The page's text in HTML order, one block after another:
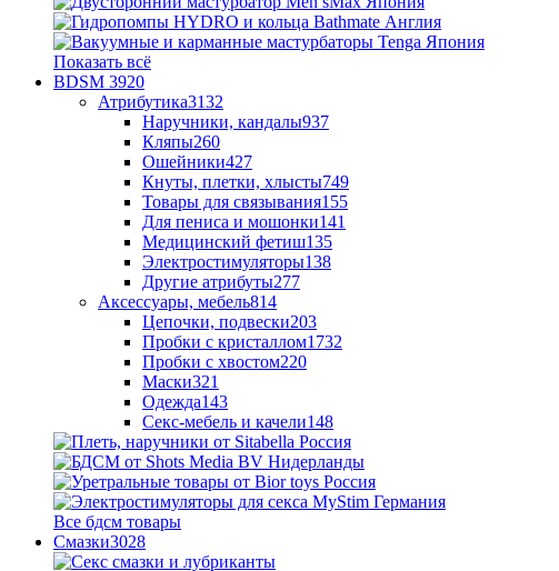
Показать всё
BDSM 3920
Атрибутика3132
Наручники, кандалы937
Кляпы260
Ошейники427
Кнуты, плетки, хлысты749
Товары для связывания155
Для пениса и мошонки141
Медицинский фетиш135
Электростимуляторы138
Другие атрибуты277
Аксессуары, мебель814
Цепочки, подвески203
Пробки с кристаллом1732
Пробки с хвостом220
Маски321
Одежда143
Секс-мебель и качели148
Все бдсм товары
Смазки3028